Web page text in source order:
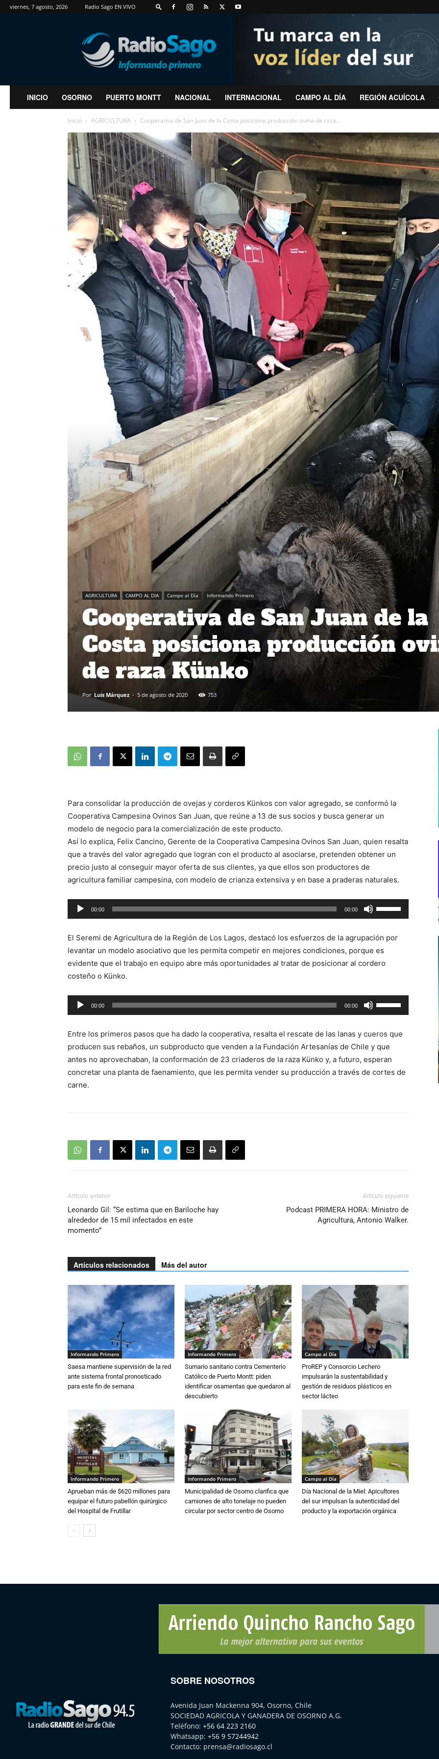
viernes, 7 agosto, 2026 Radio Sago EN VIVO
RadioSago
INICIO OSORNO PUERTO MONTT NACIONAL INTERNACIONAL CAMPO AL DÍA REGIÓN ACUÍCOLA
Inicio AGRICULTURA Cooperativa de San Juan de la Costa posiciona producción ovina de raza...
AGRICULTURA CAMPO AL DIA Campo al Día Informando Primero
Cooperativa de San Juan de la
Costa posiciona producción
de raza Künko
Por Luis Márquez - 5 de agosto de 2020 753
Para consolidar la producción de ovejas y corderos Künkos con valor agregado, se conformó la
Cooperativa Campesina Ovinos San Juan, que reúne a 13 de sus socios y busca generar un
modelo de negocio para la comercialización de este producto.
Así lo explica, Felix Cancino, Gerente de la Cooperativa Campesina Ovinos San Juan, quien resalta
que a través del valor agregado que logran con el producto al asociarse, pretenden obtener un
precio justo al conseguir mayor oferta de sus clientes, ya que ellos son productores de
agricultura familiar campesina, con modelo de crianza extensiva y en base a praderas naturales.
Reproductor
audio
00:00 00:00
las
de
flecha
arriba/abajo
aumentar
o
el
volumen.
El Seremi de Agricultura de la Región de Los Lagos, destacó los esfuerzos de la agrupación por
levantar un modelo asociativo que les permita competir en mejores condiciones, porque es
evidente que el trabajo en equipo abre más oportunidades al tratar de posicionar al cordero
costeño o Künko.
Reproductor
de
00:00 00:00
las
de
flecha
arriba/abajo
para
Entre los primeros pasos que ha dado la cooperativa, resalta el rescate de las lanas y cueros que
producen sus rebaños, un subproducto que venden a la Fundación Artesanías de Chile y que
antes no aprovechaban, la conformación de 23 criaderos de la raza Künko y, a futuro, esperan
concretar una planta de faenamiento, que les permita vender su producción a través de cortes de
carne.
Artículo anterior
Leonardo Gil: “Se estima que en Bariloche hay
alrededor de 15 mil infectados en este
momento”
Artículo siguiente
Podcast PRIMERA HORA: Ministro de
Agricultura, Antonio Walker.
Artículos relacionados Más del autor
Informando Primero
Saesa mantiene supervisión de la red
ante sistema frontal pronosticado
para este fin de semana
Informando Primero
Sumario sanitario contra Cementerio
Católico de Puerto Montt: piden
identificar osamentas que quedaron al
descubierto
Campo al Día
ProREP y Consorcio Lechero
impulsarán la sustentabilidad y
gestión de residuos plásticos en
sector lácteo
Informando Primero
Aprueban más de $620 millones para
equipar el futuro pabellón quirúrgico
del Hospital de Frutillar
Informando Primero
Municipalidad de Osorno clarifica que
camiones de alto tonelaje no pueden
circular por sector centro de Osorno
Campo al Día
Día Nacional de la Miel: Apicultores
del sur impulsan la autenticidad del
producto y la exportación orgánica
SOBRE NOSOTROS
Avenida Juan Mackenna 904, Osorno, Chile
SOCIEDAD AGRICOLA Y GANADERA DE OSORNO A.G.
Teléfono: +56 64 223 2160
Whatsapp: +56 9 57244942
Contacto: prensa@radiosago.cl